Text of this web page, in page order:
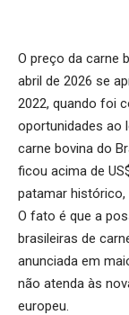
O preço da carne
abril de 2026 se
2022, quando foi
oportunidades ao
carne bovina do
ficou acima de
patamar histórico,
O fato é que a
brasileiras de
anunciada em
não atenda às
europeu.